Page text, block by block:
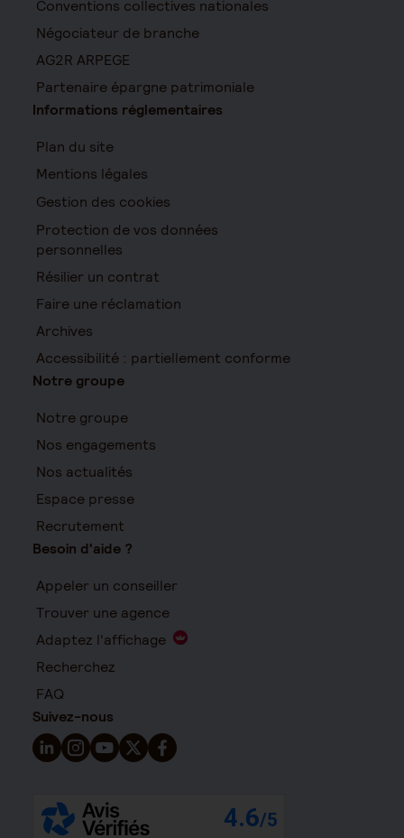
Conventions collectives nationales
Négociateur de branche
AG2R ARPEGE
Partenaire épargne patrimoniale
Informations réglementaires
Plan du site
Mentions légales
Gestion des cookies
Protection de vos données
personnelles
Résilier un contrat
Faire une réclamation
Archives
Accessibilité : partiellement conforme
Notre groupe
Notre groupe
Nos engagements
Nos actualités
Espace presse
Recrutement
Besoin d'aide ?
Appeler un conseiller
Trouver une agence
Adaptez l'affichage
Recherchez
FAQ
Suivez-nous
Suivez-nous sur LinkedIn - Nouvelle fenêtre
Suivez-nous sur Instagram - Nouvelle fenêtre
Suivez-nous sur YouTube - Nouvelle fenêtre
Suivez-nous sur X - Nouvelle fenêtre
Suivez-nous sur Facebook - Nouvelle